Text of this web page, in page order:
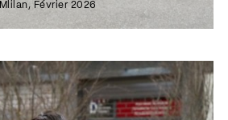
Mlilan, Février 2026